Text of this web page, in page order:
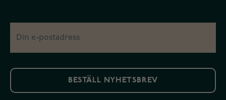
BESTÄLL NYHETSBREV